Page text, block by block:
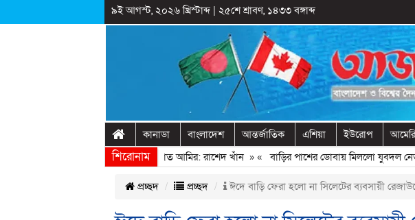
৯ই আগস্ট, ২০২৬ খ্রিস্টাব্দ| ২৫শে শ্রাবণ, ১৪৩৩ বঙ্গাব্দ
কানাডা বাংলাদেশ আন্তর্জাতিক এশিয়া ইউরোপ
শিরোনাম
সঙ্গে প্রথম বেইমানি করেন জামায়াত আমির: রাশেদ খাঁন» «বাড়ির পাশের ডোবায় মিললো যুবদল
প্রচ্ছদ প্রচ্ছদ ঈদে বাড়ি ফেরা হলো না সিলেটের ব্যবসায়ী